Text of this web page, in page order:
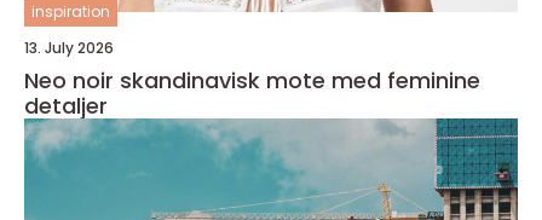
inspiration
13. July 2026
Neo noir skandinavisk mote med feminine
detaljer